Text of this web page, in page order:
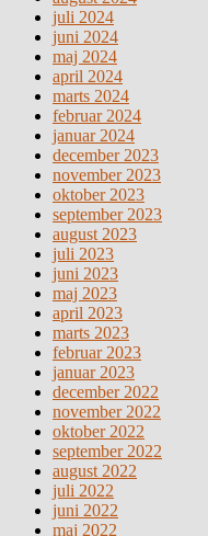
juli 2024
juni 2024
maj 2024
april 2024
marts 2024
februar 2024
januar 2024
december 2023
november 2023
oktober 2023
september 2023
august 2023
juli 2023
juni 2023
maj 2023
april 2023
marts 2023
februar 2023
januar 2023
december 2022
november 2022
oktober 2022
september 2022
august 2022
juli 2022
juni 2022
maj 2022